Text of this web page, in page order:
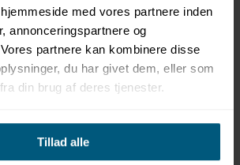
med vores partnere inden
annonceringspartnere og
partnere kan kombinere disse
du har givet dem, eller som
din brug af deres tjenester.
Tillad alle
Specifikationer